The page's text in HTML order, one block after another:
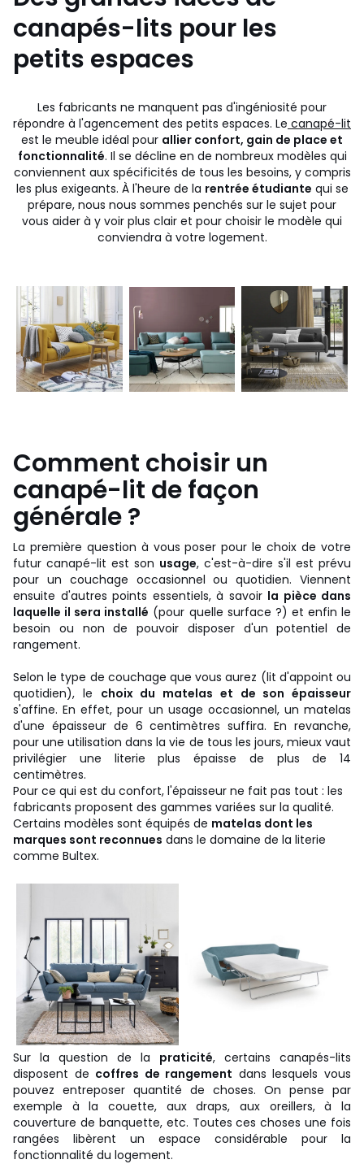
canapés-lits pour les
petits espaces
Les fabricants ne manquent pas d'ingéniosité pour
répondre à l'agencement des petits espaces. Le canapé-lit
est le meuble idéal pour allier confort, gain de place et
fonctionnalité. Il se décline en de nombreux modèles qui
conviennent aux spécificités de tous les besoins, y compris
les plus exigeants. À l'heure de la rentrée étudiante qui se
prépare, nous nous sommes penchés sur le sujet pour
vous aider à y voir plus clair et pour choisir le modèle qui
conviendra à votre logement.
Comment choisir un
canapé-lit de façon
générale ?
La première question à vous poser pour le choix de votre
futur canapé-lit est son usage, c'est-à-dire s'il est prévu
pour un couchage occasionnel ou quotidien. Viennent
ensuite d'autres points essentiels, à savoir la pièce dans
laquelle il sera installé (pour quelle surface ?) et enfin le
besoin ou non de pouvoir disposer d'un potentiel de
rangement.
Selon le type de couchage que vous aurez (lit d'appoint ou
quotidien), le choix du matelas et de son épaisseur
s'affine. En effet, pour un usage occasionnel, un matelas
d'une épaisseur de 6 centimètres suffira. En revanche,
pour une utilisation dans la vie de tous les jours, mieux vaut
privilégier une literie plus épaisse de plus de 14
centimètres.
Pour ce qui est du confort, l'épaisseur ne fait pas tout : les
fabricants proposent des gammes variées sur la qualité.
Certains modèles sont équipés de matelas dont les
marques sont reconnues dans le domaine de la literie
comme Bultex.
Sur la question de la praticité, certains canapés-lits
disposent de coffres de rangement dans lesquels vous
pouvez entreposer quantité de choses. On pense par
exemple à la couette, aux draps, aux oreillers, à la
couverture de banquette, etc. Toutes ces choses une fois
rangées libèrent un espace considérable pour la
fonctionnalité du logement.